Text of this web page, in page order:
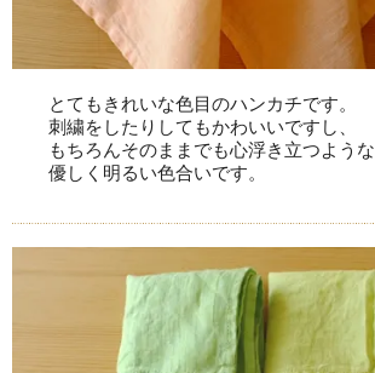
とてもきれいな色目のハンカチです。
刺繍をしたりしてもかわいいですし、
もちろんそのままでも心浮き立つような
優しく明るい色合いです。